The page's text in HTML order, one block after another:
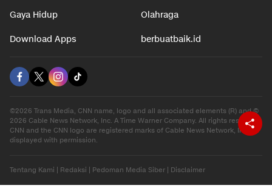
Gaya Hidup Olahraga
Download Apps berbuatbaik.id
©2026 Trans Media, CNN name, logo and all associated elements (R) and ©
2026 Cable News Network, Inc. A Time Warner Company. All rights reserved.
CNN and the CNN logo are registered marks of Cable News Network, Inc.,
displayed with permission.
Tentang Kami Redaksi Pedoman Media Siber Disclaimer